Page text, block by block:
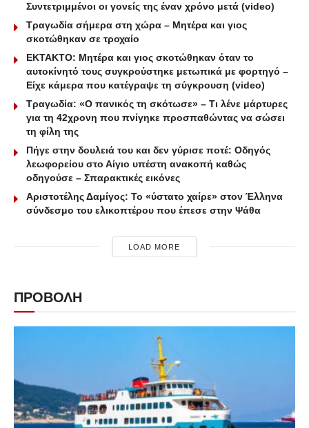
Συντετριμμένοι οι γονείς της έναν χρόνο μετά (video)
Τραγωδία σήμερα στη χώρα – Μητέρα και γιος
σκοτώθηκαν σε τροχαίο
ΕΚΤΑΚΤΟ: Μητέρα και γιος σκοτώθηκαν όταν το
αυτοκίνητό τους συγκρούστηκε μετωπικά με φορτηγό –
Είχε κάμερα που κατέγραψε τη σύγκρουση (video)
Τραγωδία: «Ο πανικός τη σκότωσε» – Τι λένε μάρτυρες
για τη 42χρονη που πνίγηκε προσπαθώντας να σώσει
τη φίλη της
Πήγε στην δουλειά του και δεν γύρισε ποτέ: Οδηγός
λεωφορείου στο Αίγιο υπέστη ανακοπή καθώς
οδηγούσε – Σπαρακτικές εικόνες
Αριστοτέλης Δαμίγος: Το «ύστατο χαίρε» στον Έλληνα
σύνδεσμο του ελικοπτέρου που έπεσε στην Ψάθα
LOAD MORE
ΠΡΟΒΟΛΗ